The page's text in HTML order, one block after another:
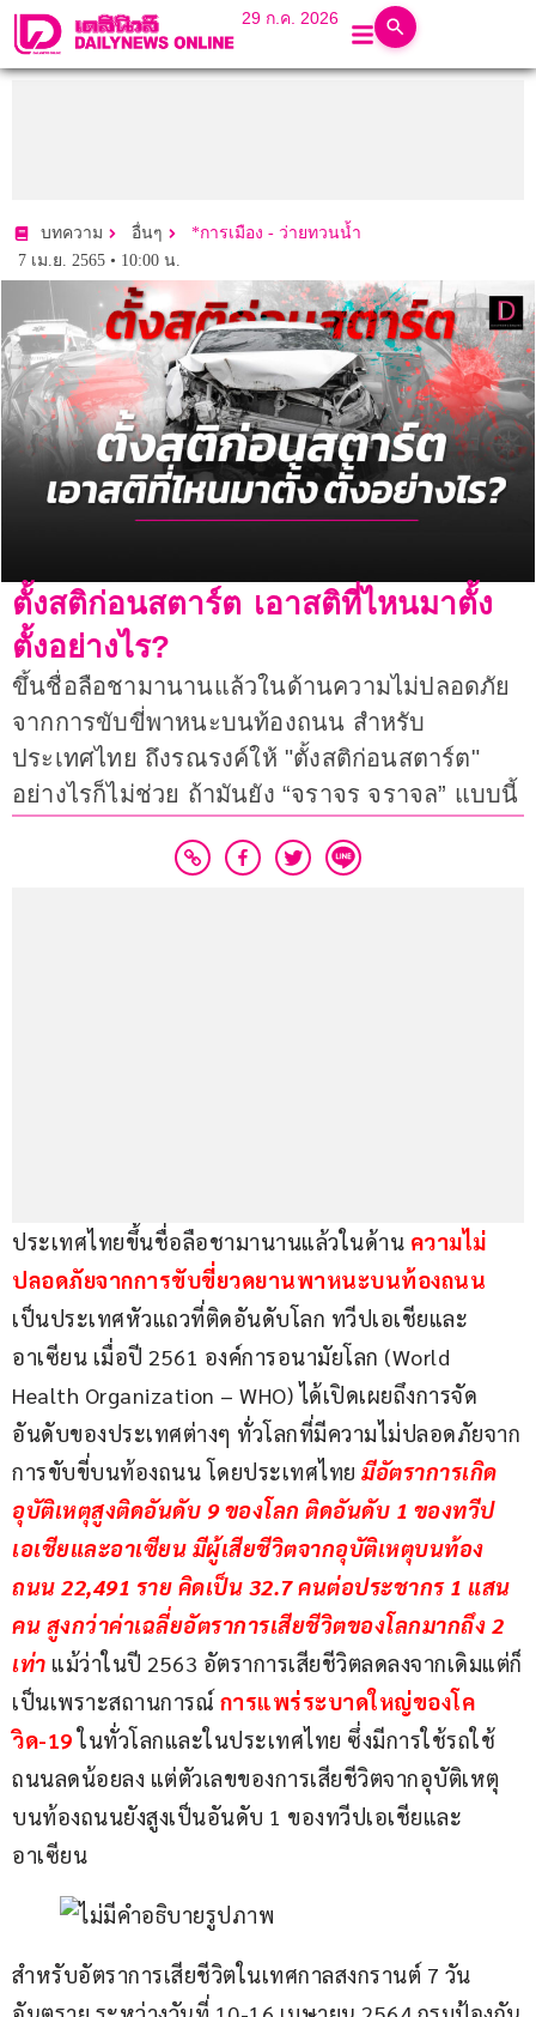
29 ก.ค. 2026
บทความ อื่นๆ
*การเมือง - ว่ายทวนน้ำ
7 เม.ย. 2565 • 10:00 น.
ตั้งสติก่อนสตาร์ต เอาสติที่ไหนมาตั้ง
ตั้งอย่างไร?
ขึ้นชื่อลือชามานานแล้วในด้านความไม่ปลอดภัย
จากการขับขี่พาหนะบนท้องถนน สำหรับ
ประเทศไทย ถึงรณรงค์ให้ "ตั้งสติก่อนสตาร์ต"
อย่างไรก็ไม่ช่วย ถ้ามันยัง “จราจร​ จราจล” แบบนี้
ประเทศไทยขึ้นชื่อลือชามานานแล้วในด้าน ความไม่
ปลอดภัยจากการขับขี่ยวดยานพาหนะบนท้องถนน
เป็นประเทศหัวแถวที่ติดอันดับโลก ทวีปเอเชียและ
อาเซียน​ เมื่อปี 2561 องค์การอนามัยโลก (World
Health Organization​ – WHO)​ ได้เปิดเผยถึงการจัด
อันดับของประเทศต่างๆ ทั่วโลกที่มีความไม่ปลอดภัยจาก
การขับขี่บนท้องถนน โดยประเทศไทย มีอัตราการเกิด
อุบัติเหตุสูงติดอันดับ 9 ของโลก ติดอันดับ 1 ของทวีป
เอเชีย​และอาเซียน มีผู้เสียชีวิตจากอุบัติเหตุบนท้อง
ถนน 22,491 ราย คิดเป็น 32.7 คนต่อประชากร 1 แสน
คน สูงกว่าค่าเฉลี่ยอัตราการเสียชีวิตของโลกมากถึง 2
เท่า แม้ว่าในปี 2563 อัตราการเสียชีวิตลดลงจากเดิมแต่ก็
เป็นเพราะสถานการณ์ การแพร่ระบาดใหญ่ของโค
วิด-19 ในทั่วโลกและในประเทศไทย ซึ่งมีการใช้รถใช้
ถนนลดน้อยลง แต่ตัวเลขของการเสียชีวิตจากอุบัติเหตุ
บนท้องถนนยังสูงเป็นอันดับ 1​ ของทวีปเอเชียและ
อาเซียน
สำหรับอัตราการเสียชีวิตในเทศกาลสงกรานต์ 7 วัน